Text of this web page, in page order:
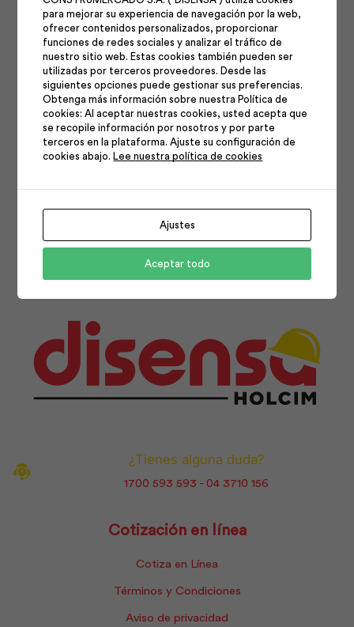
Síguenos en nuestras
redes
FacebookInstagramYoutube
¿Tienes alguna duda?
1700 593 593 - 04 3710 156
Cotización en línea
Cotiza en Línea
Términos y Condiciones
Aviso de privacidad
para mejorar su experiencia de navegación por la web,
ofrecer contenidos personalizados, proporcionar
funciones de redes sociales y analizar el tráfico de
nuestro sitio web. Estas cookies también pueden ser
utilizadas por terceros proveedores. Desde las
siguientes opciones puede gestionar sus preferencias.
Obtenga más información sobre nuestra Política de
cookies: Al aceptar nuestras cookies, usted acepta que
se recopile información por nosotros y por parte
terceros en la plataforma. Ajuste su configuración de
cookies abajo. Lee nuestra política de cookies
Ajustes
Aceptar todo